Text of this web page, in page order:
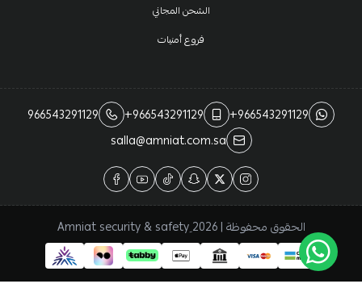
الشحن المجاني
فروع أمنيات
+966543291129
+966543291129
966543291129
salla@amniat.com.sa
الحقوق محفوظة | 2026 ِAmniat security & safety